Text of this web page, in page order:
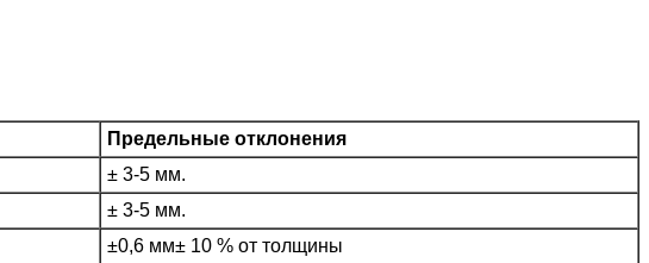
Предельные отклонения
± 3-5 мм.
± 3-5 мм.
±0,6 мм± 10 % от толщины